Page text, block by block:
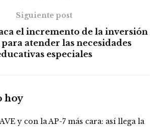
Siguiente post
el incremento de la inversión
para atender las necesidades
especiales
hoy
y con la AP-7 más cara: así llega la